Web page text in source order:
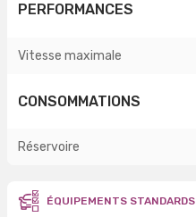
PERFORMANCES
Vitesse maximale
CONSOMMATIONS
Réservoire
ÉQUIPEMENTS STANDARDS